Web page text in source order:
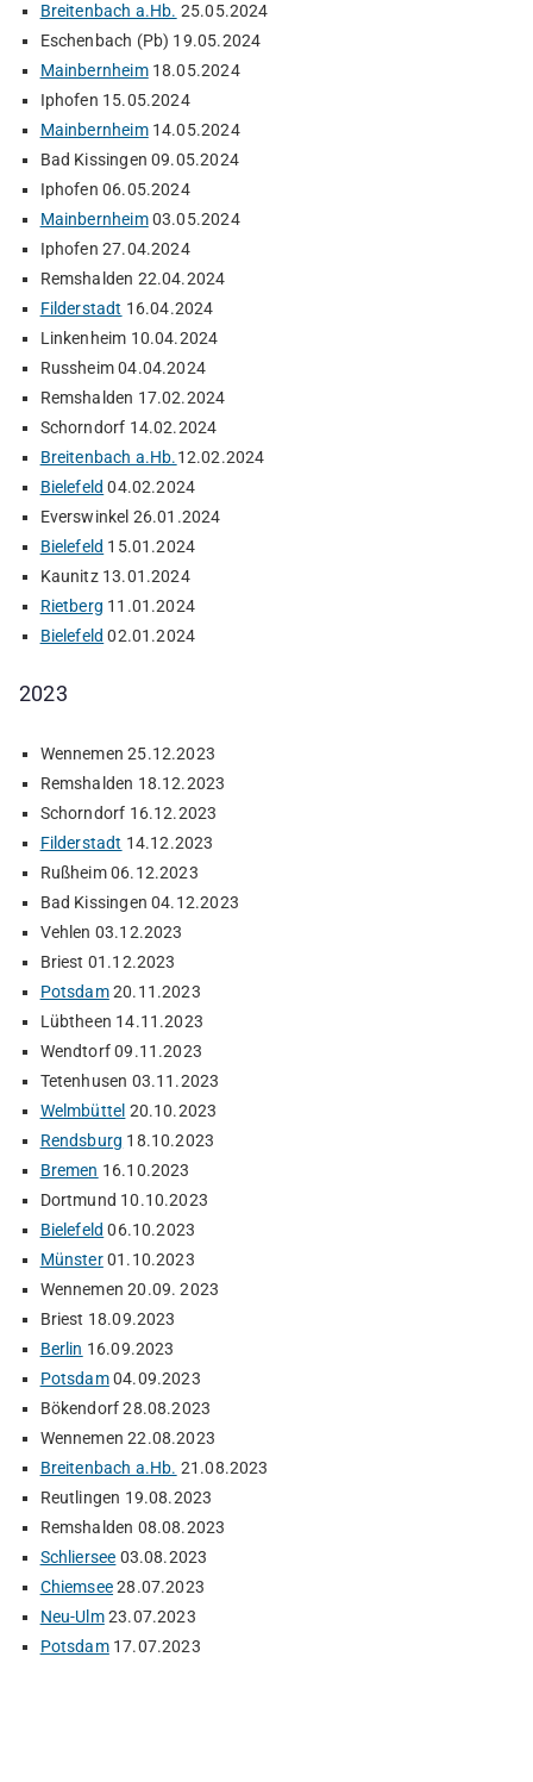
Breitenbach a.Hb. 25.05.2024
Eschenbach (Pb) 19.05.2024
Mainbernheim18.05.2024
Iphofen 15.05.2024
Mainbernheim14.05.2024
Bad Kissingen 09.05.2024
Iphofen 06.05.2024
Mainbernheim03.05.2024
Iphofen 27.04.2024
Remshalden 22.04.2024
Filderstadt 16.04.2024
Linkenheim 10.04.2024
Russheim 04.04.2024
Remshalden 17.02.2024
Schorndorf 14.02.2024
Breitenbach a.Hb.12.02.2024
Bielefeld 04.02.2024
Everswinkel 26.01.2024
Bielefeld 15.01.2024
Kaunitz 13.01.2024
Rietberg 11.01.2024
Bielefeld 02.01.2024
2023
Wennemen 25.12.2023
Remshalden 18.12.2023
Schorndorf 16.12.2023
Filderstadt 14.12.2023
Rußheim 06.12.2023
Bad Kissingen 04.12.2023
Vehlen 03.12.2023
Briest 01.12.2023
Potsdam20.11.2023
Lübtheen 14.11.2023
Wendtorf 09.11.2023
Tetenhusen 03.11.2023
Welmbüttel 20.10.2023
Rendsburg 18.10.2023
Bremen 16.10.2023
Dortmund 10.10.2023
Bielefeld 06.10.2023
Münster01.10.2023
Wennemen 20.09. 2023
Briest 18.09.2023
Berlin 16.09.2023
Potsdam04.09.2023
Bökendorf 28.08.2023
Wennemen 22.08.2023
Breitenbach a.Hb. 21.08.2023
Reutlingen 19.08.2023
Remshalden 08.08.2023
Schliersee 03.08.2023
Chiemsee28.07.2023
Neu-Ulm23.07.2023
Potsdam17.07.2023